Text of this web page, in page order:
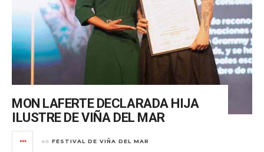
MON LAFERTE DECLARADA HIJA
ILUSTRE DE VIÑA DEL MAR
en FESTIVAL DE VIÑA DEL MAR